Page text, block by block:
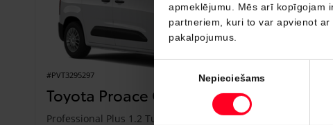
apmeklējumu. Mēs arī kopīgojam
partneriem, kuri to var apvienot
pakalpojumus.
Piekrišanas
Nepieciešams
#PVT3295297
Toyota Proace City